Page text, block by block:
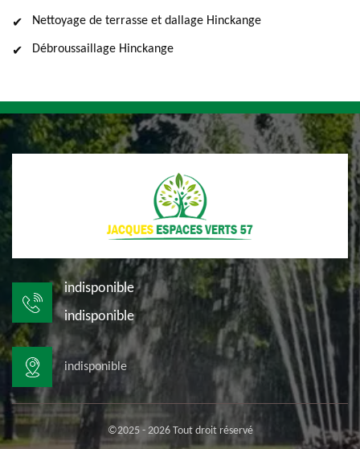
Nettoyage de terrasse et dallage Hinckange
Débroussaillage Hinckange
indisponible
indisponible
indisponible
©2025 - 2026 Tout droit réservé